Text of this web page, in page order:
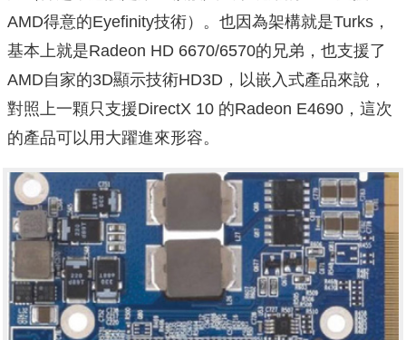
AMD得意的Eyefinity技術）。也因為架構就是Turks，
基本上就是Radeon HD 6670/6570的兄弟，也支援了
AMD自家的3D顯示技術HD3D，以嵌入式產品來說，
對照上一顆只支援DirectX 10 的Radeon E4690，這次
的產品可以用大躍進來形容。